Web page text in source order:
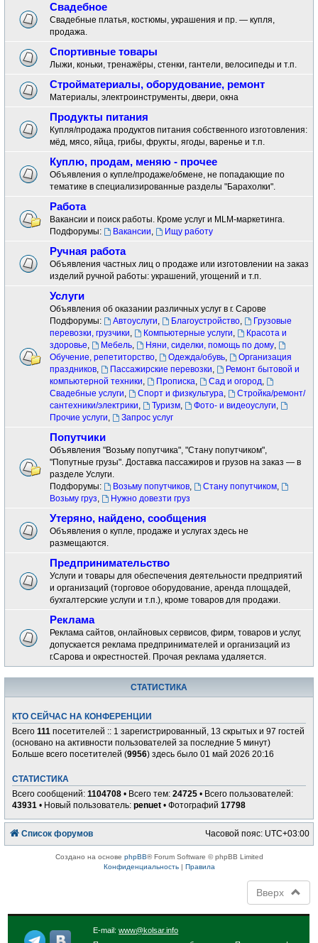
Свадебное
Свадебные платья, костюмы, украшения и пр. — купля,
продажа.
Спортивные товары
Лыжи, коньки, тренажёры, стенки, гантели, велосипеды и т.п.
Стройматериалы, оборудование, ремонт
Материалы, электроинструменты, двери, окна
Продукты питания
Купля/продажа продуктов питания собственного изготовления:
мёд, мясо, яйца, грибы, фрукты, ягоды, варенье и т.п.
Куплю, продам, меняю - прочее
Объявления о купле/продаже/обмене, не попадающие по
тематике в специализированные разделы "Барахолки".
Работа
Вакансии и поиск работы. Кроме услуг и MLM-маркетинга.
Подфорумы:
Вакансии, Ищу работу
Ручная работа
Объявления частных лиц о продаже или изготовлении на заказ
изделий ручной работы: украшений, угощений и т.п.
Услуги
Объявления об оказании различных услуг в г. Сарове
Подфорумы:
Автоуслуги, Благоустройство,
Грузовые
перевозки, грузчики, Компьютерные услуги,
Красота и
здоровье, Мебель, Няни, сиделки, помощь по дому,
Обучение, репетиторство, Одежда/обувь,
Организация
праздников, Пассажирские перевозки,
Ремонт бытовой и
компьютерной техники, Прописка, Сад и огород,
Свадебные услуги, Спорт и физкультура,
Стройка/ремонт/
сантехники/электрики, Туризм, Фото- и видеоуслуги,
Прочие услуги, Запрос услуг
Попутчики
Объявления "Возьму попутчика", "Стану попутчиком",
"Попутные грузы". Доставка пассажиров и грузов на заказ — в
разделе Услуги.
Подфорумы:
Возьму попутчиков, Стану попутчиком,
Возьму груз, Нужно довезти груз
Утеряно, найдено, сообщения
Объявления о купле, продаже и услугах здесь не
размещаются.
Предпринимательство
Услуги и товары для обеспечения деятельности предприятий
и организаций (торговое оборудование, аренда площадей,
бухгалтерские услуги и т.п.), кроме товаров для продажи.
Реклама
Реклама сайтов, онлайновых сервисов, фирм, товаров и услуг,
допускается реклама предпринимателей и организаций из
г.Сарова и окрестностей. Прочая реклама удаляется.
СТАТИСТИКА
КТО СЕЙЧАС НА КОНФЕРЕНЦИИ
Всего111 посетителей :: 1 зарегистрированный, 13 скрытых и 97 гостей
(основано на активности пользователей за последние 5 минут)
Больше всего посетителей (9956) здесь было 01 май 2026 20:16
СТАТИСТИКА
Всего сообщений:1104708 • Всего тем:24725 • Всего пользователей:
43931 • Новый пользователь:penuet • Фотографий17798
Список форумов Часовой пояс: UTC+03:00
Создано на основе phpBB® Forum Software © phpBB Limited
Конфиденциальность| Правила
Вверх
E-mail:www@kolsar.info